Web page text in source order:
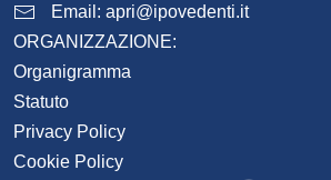
Email: apri@ipovedenti.it
ORGANIZZAZIONE:
Organigramma
Statuto
Privacy Policy
Cookie Policy